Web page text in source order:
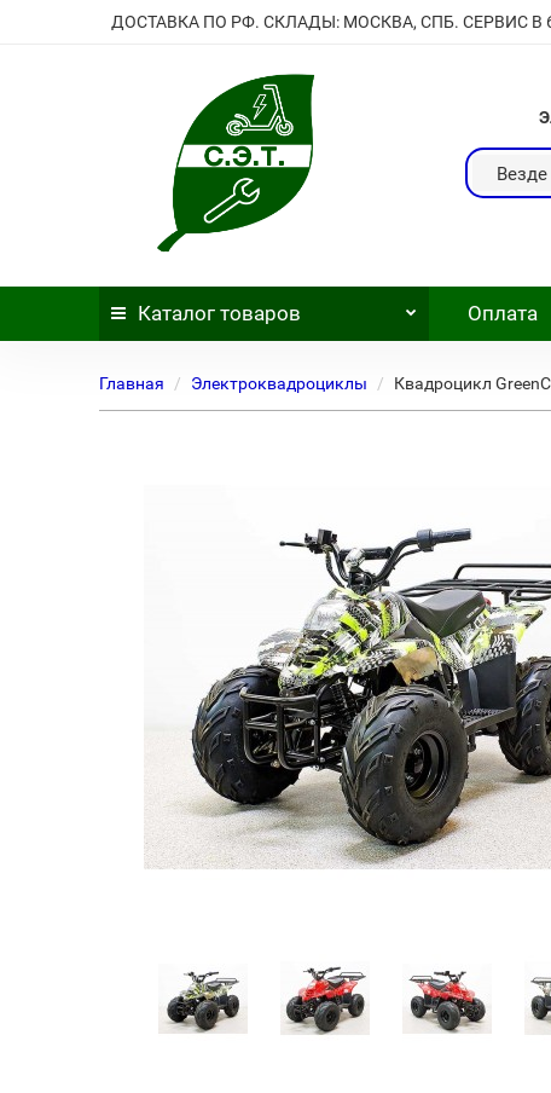
ДОСТАВКА ПО РФ. СКЛАДЫ: МОСКВА, СПБ. СЕРВИС В
Везде
Каталог товаров Оплата
Главная Электроквадроциклы Квадроцикл